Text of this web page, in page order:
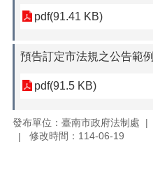
pdf(91.41 KB)
預告訂定市法規之公告範例
pdf(91.5 KB)
發布單位：臺南市政府法制處
修改時間：114-06-19